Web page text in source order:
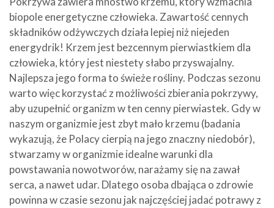
biopole energetyczne człowieka. Zawartość cennych
składników odżywczych działa lepiej niż niejeden
energydrik! Krzem jest bezcennym pierwiastkiem dla
człowieka, który jest niestety słabo przyswajalny.
Najlepsza jego forma to świeże rośliny. Podczas sezonu
warto więc korzystać z możliwości zbierania pokrzywy,
aby uzupełnić organizm w ten cenny pierwiastek. Gdy w
naszym organizmie jest zbyt mało krzemu (badania
wykazują, że Polacy cierpią na jego znaczny niedobór),
stwarzamy w organizmie idealne warunki dla
powstawania nowotworów, narażamy się na zawał
serca, a nawet udar. Dlatego osoba dbająca o zdrowie
powinna w czasie sezonu jak najczęściej jadać potrawy z